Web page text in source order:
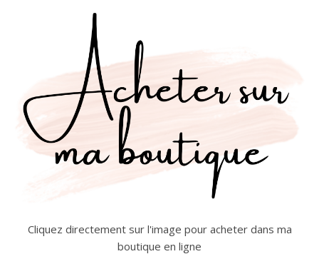
Cliquez directement sur l'image pour acheter dans ma
boutique en ligne